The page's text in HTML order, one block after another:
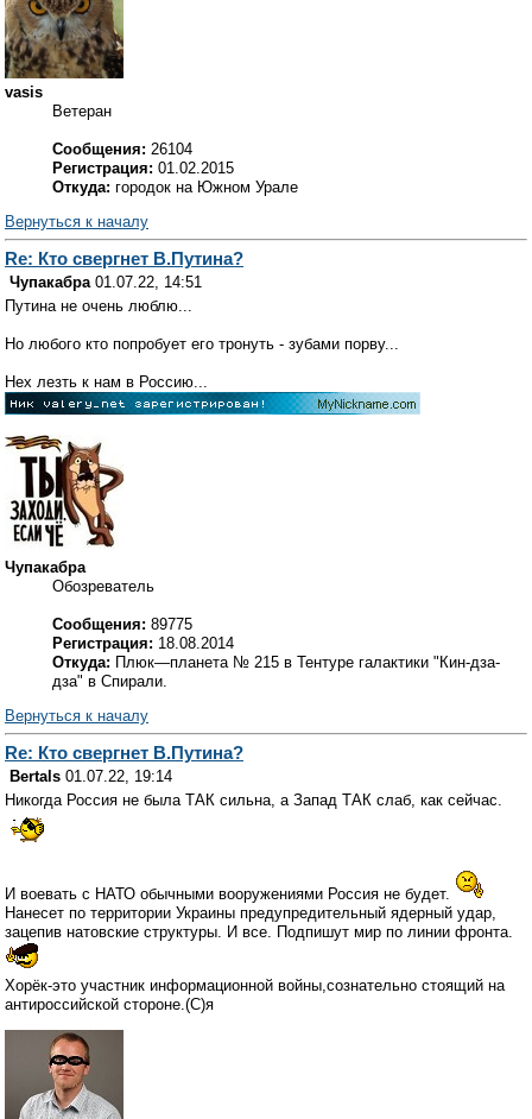
vasis
Ветеран
Сообщения: 26104
Регистрация: 01.02.2015
Откуда: городок на Южном Урале
Вернуться к началу
Re: Кто свергнет В.Путина?
Чупакабра 01.07.22, 14:51
Путина не очень люблю...
Но любого кто попробует его тронуть - зубами порву...
Нех лезть к нам в Россию...
Чупакабра
Обозреватель
Сообщения: 89775
Регистрация: 18.08.2014
Откуда: Плюк—планета № 215 в Тентуре галактики "Кин-дза-
дза" в Спирали.
Вернуться к началу
Re: Кто свергнет В.Путина?
Bertals 01.07.22, 19:14
Никогда Россия не была ТАК сильна, а Запад ТАК слаб, как сейчас.
И воевать с НАТО обычными вооружениями Россия не будет.
Нанесет по территории Украины предупредительный ядерный удар,
зацепив натовские структуры. И все. Подпишут мир по линии фронта.
Хорёк-это участник информационной войны,сознательно стоящий на
антироссийской стороне.(С)я